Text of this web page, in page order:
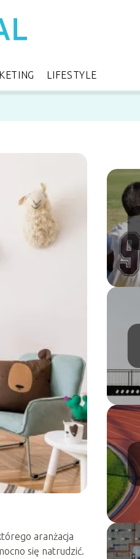
LIFESTYLE
aranżacja
się natrudzić.